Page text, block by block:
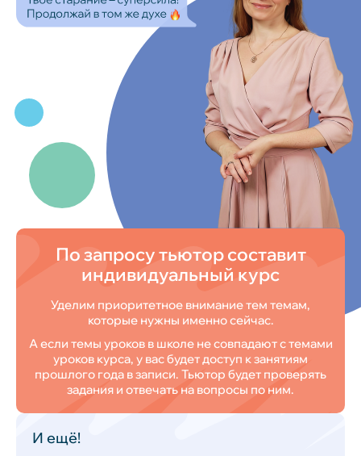
По запросу тьютор составит
индивидуальный курс
Уделим приоритетное внимание тем темам,
которые нужны именно сейчас.
А если темы уроков в школе не совпадают с темами
уроков курса, у вас будет доступ к занятиям
прошлого года в записи. Тьютор будет проверять
задания и отвечать на вопросы по ним.
И ещё!